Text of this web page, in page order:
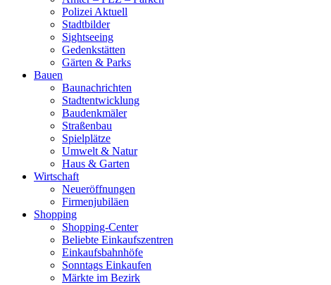
Polizei Aktuell
Stadtbilder
Sightseeing
Gedenkstätten
Gärten & Parks
Bauen
Baunachrichten
Stadtentwicklung
Baudenkmäler
Straßenbau
Spielplätze
Umwelt & Natur
Haus & Garten
Wirtschaft
Neueröffnungen
Firmenjubiläen
Shopping
Shopping-Center
Beliebte Einkaufszentren
Einkaufsbahnhöfe
Sonntags Einkaufen
Märkte im Bezirk